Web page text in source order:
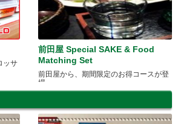
ッサ
前田屋 Special SAKE & Food
Matching Set
前田屋から、期間限定のお得コースが登
場